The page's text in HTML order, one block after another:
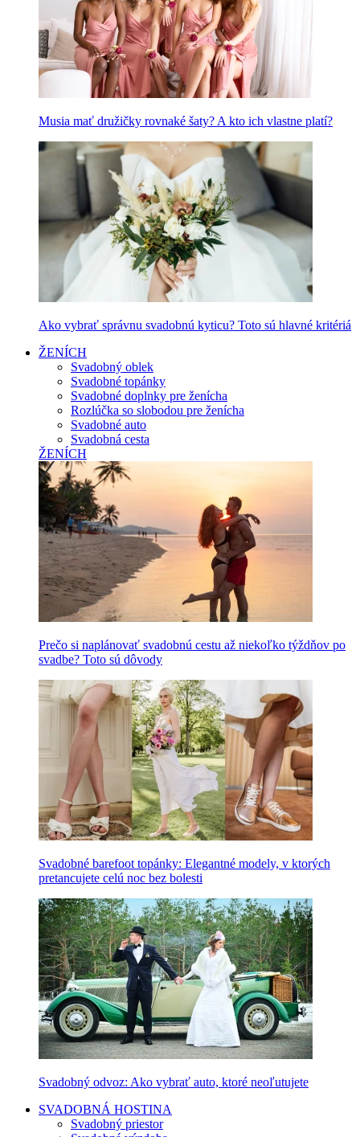
Musia mať družičky rovnaké šaty? A kto ich vlastne platí?
Ako vybrať správnu svadobnú kyticu? Toto sú hlavné kritériá
ŽENÍCH
Svadobný oblek
Svadobné topánky
Svadobné doplnky pre ženícha
Rozlúčka so slobodou pre ženícha
Svadobné auto
Svadobná cesta
ŽENÍCH
Prečo si naplánovať svadobnú cestu až niekoľko týždňov po
svadbe? Toto sú dôvody
Svadobné barefoot topánky: Elegantné modely, v ktorých
pretancujete celú noc bez bolesti
Svadobný odvoz: Ako vybrať auto, ktoré neoľutujete
SVADOBNÁ HOSTINA
Svadobný priestor